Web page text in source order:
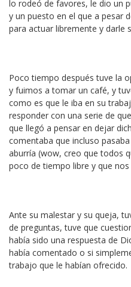
lo rodeó de favores, le dio un
y un puesto en el que a pesar
para actuar libremente y darle
Poco tiempo después tuve la
y fuimos a tomar un café, y
como es que le iba en su
responder con una serie de
que llegó a pensar en dejar
comentaba que incluso
aburría (wow, creo que todos
poco de tiempo libre y que
Ante su malestar y su queja,
de preguntas, tuve que
había sido una respuesta de
había comentado o si
trabajo que le habían ofrecido.